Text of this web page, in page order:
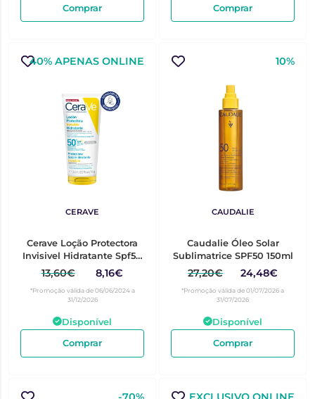
Comprar Comprar
40% APENAS ONLINE
CERAVE
Cerave Loção Protectora
Invisivel Hidratante Spf50
75Ml
13,60€ 8,16€
*Promoção válida de 06/06/2024 a
31/12/2026
Disponível
Comprar
10%
CAUDALIE
Caudalie Óleo Solar
Sublimatrice SPF50 150ml
27,20€ 24,48€
*Promoção válida de 01/07/2026 a
31/07/2026
Disponível
Comprar